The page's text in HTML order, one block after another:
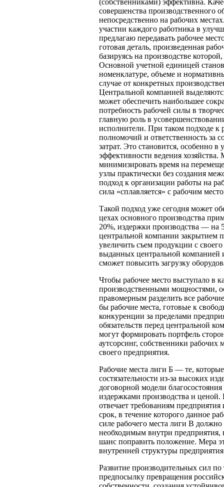
(собственниками) эффективна.
совершенства производственного
непосредственно на рабочих
участии каждого работника в
предлагаю передавать рабочее
готовая деталь, произведенная
базируясь на производстве
Основной учетной единицей
номенклатуре, объеме и
случае от конкретных
Центральной компанией
может обеспечить наибольшее
потребность рабочей силы в
главную роль в
исполнители. При таком подходе к
полномочий и ответственность за
затрат. Это становится, особенно
эффективности ведения
минимизировать время на
узлы практически без создания
подход к организации работы на
сила «сплавляется» с рабочим
Такой подход уже сегодня может
цехах основного производства
20%, издержки производства — на
центральной компании закрытием
увеличить съем продукции с
выданных центральной компанией
сможет повысить загрузку
Чтобы рабочее место выступало в
производственными мощностями,
правомерным разделить все
бы рабочие места, готовые к
конкуренции за пределами
обязательств перед центральной
могут формировать портфель
аутсорсинг, собственники рабочих
своего предприятия.
Рабочие места лиги Б — те,
состязательности из-за высоких
договорной модели
издержками производства и
отвечает требованиям
срок, в течение которого данное
силе рабочего места лиги В должно
необходимым внутри предприятия,
шанс поправить положение. Мера
внутренней структуры
Развитие производительных сил
предпосылку превращения